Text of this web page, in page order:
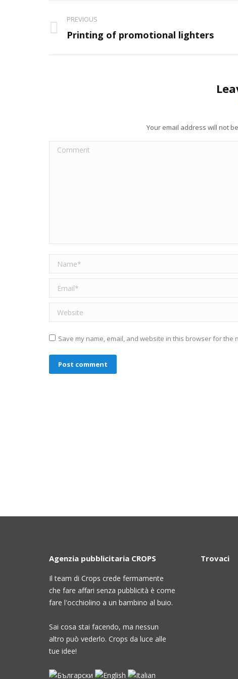
navigation
PREVIOUS
Previous
Printing of promotional lighters
Your email address will not
Comment
Name *
Email *
Website
Save my name, email, and website in this browser for the
Post comment
Agenzia pubblicitaria CROPS
Il team di Crops crede fermamente
che fare affari senza pubblicità è come
fare l'occhiolino a un bambino al buio.
Sai cosa stai facendo, ma nessun
altro può vederlo. Crops da luce alle
tue idee!
Trovaci